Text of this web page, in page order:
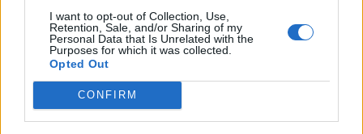
I want to opt-out of Collection, Use,
Retention, Sale, and/or Sharing of my
Personal Data that Is Unrelated with the
Purposes for which it was collected.
Opted Out
CONFIRM
Dăncilă: cică USR-iștii o loveau cu picioarele!
”Erau de o violență extraordinară. De multe ori
eram vânătă pe picioare”
VIDEO. Cătălina Porumbel e la a doua gafă
majoră în ”ciocnirea” cu senatori USR. În 2019,